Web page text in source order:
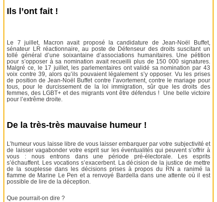
Ils l’ont fait !
Le 7 juillet, Macron avait proposé la candidature de Jean-Noël Buffet,
sénateur LR réactionnaire, au poste de Défenseur des droits suscitant un
tollé général d’une soixantaine d’associations humanitaires. Une pétition
pour s’opposer à sa nomination avait recueilli plus de 150 000 signatures.
Malgré ce, le 17 juillet, les parlementaires ont validé sa nomination par 43
voix contre 39, alors qu’ils pouvaient légalement s’y opposer. Vu les prises
de position de Jean-Noël Buffet contre l’avortement, contre le mariage pour
tous, pour le durcissement de la loi immigration, sûr que les droits des
femmes, des LGBT+ et des migrants vont être défendus ! Une belle victoire
pour l’extrême droite.
De la très-très mauvaise humeur !
L’humeur vous laisse libre de vous laisser embarquer par votre subjectivité et
de laisser vagabonder votre esprit sur les éventualités qui peuvent s’offrir à
vous : nous entrons dans une période pré-électorale. Les esprits
s’échauffent. Les vocations s’exacerbent. La décision de la justice de mettre
de la souplesse dans les décisions prises à propos du RN a ranimé la
flamme de Marine Le Pen et a renvoyé Bardella dans une attente où il est
possible de lire de la déception.
Que pourrait-on dire ?